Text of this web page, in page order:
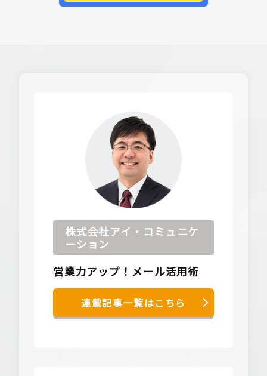
株式会社アイ・コミュニケ
ーション
営業力アップ！メール活用術
連載記事一覧はこちら